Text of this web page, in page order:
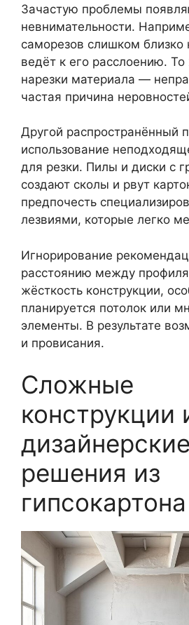
Зачастую проблемы
невнимательности.
саморезов слишком близко
ведёт к его расслоению.
нарезки материала —
частая причина
Другой распространённый
использование
для резки. Пилы и диски с
создают сколы и рвут
предпочесть
лезвиями, которые легко
Игнорирование
расстоянию между
жёсткость конструкции,
планируется потолок или
элементы. В результате
и провисания.
Сложные
конструкции
дизайнерские
решения из
гипсокартона